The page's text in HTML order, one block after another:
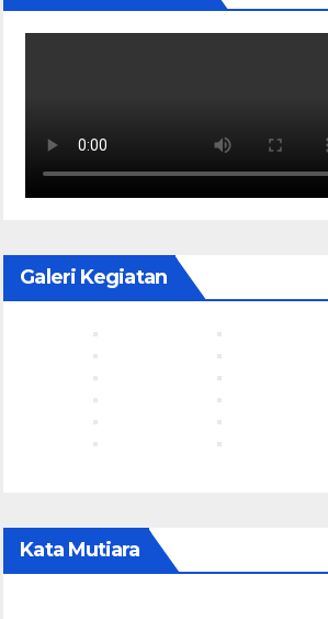
Galeri Kegiatan
Kata Mutiara